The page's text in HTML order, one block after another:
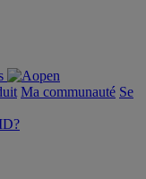
Ma communauté Se